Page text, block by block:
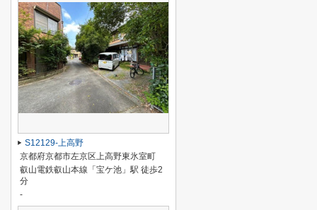
S12129-上高野
京都府京都市左京区上高野東氷室町
叡山電鉄叡山本線「宝ケ池」駅 徒歩2
分
-